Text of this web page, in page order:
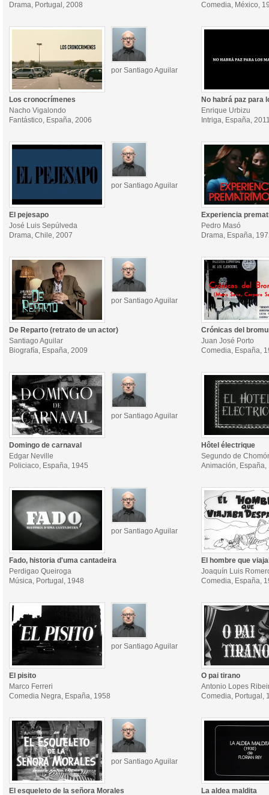
Drama, Portugal, 2008
Comedia, México,
por Santiago Aguilar
Los cronocrímenes
Nacho Vigalondo
Fantástico, España, 2006
No habrá paz para
Enrique Urbizu
Intriga, España,
por Santiago Aguilar
El pejesapo
José Luis Sepúlveda
Drama, Chile, 2007
Experiencia
Pedro Masó
Drama, España,
por Santiago Aguilar
De Reparto (retrato de un actor)
Santiago Aguilar
Biografía, España, 2009
Crónicas del
Juan José Porto
Comedia, España,
por Santiago Aguilar
Domingo de carnaval
Edgar Neville
Policiaco, España, 1945
Hôtel électrique
Segundo de
Animación, España,
por Santiago Aguilar
Fado, historia d'uma cantadeira
Perdigao Queiroga
Música, Portugal, 1948
El hombre que
Joaquín Luis
Comedia, España,
por Santiago Aguilar
El pisito
Marco Ferreri
Comedia Negra, España, 1958
O pai tirano
Antonio Lopes
Comedia, Portugal,
por Santiago Aguilar
El esqueleto de la señora Morales
La aldea maldita